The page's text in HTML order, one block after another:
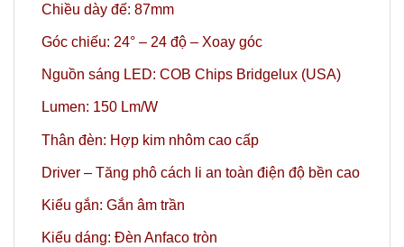
Chiều dày đế: 87mm
Góc chiếu: 24° – 24 độ – Xoay góc
Nguồn sáng LED: COB Chips Bridgelux (USA)
Lumen: 150 Lm/W
Thân đèn: Hợp kim nhôm cao cấp
Driver – Tăng phô cách li an toàn điện độ bền cao
Kiểu gắn: Gắn âm trần
Kiểu dáng: Đèn Anfaco tròn